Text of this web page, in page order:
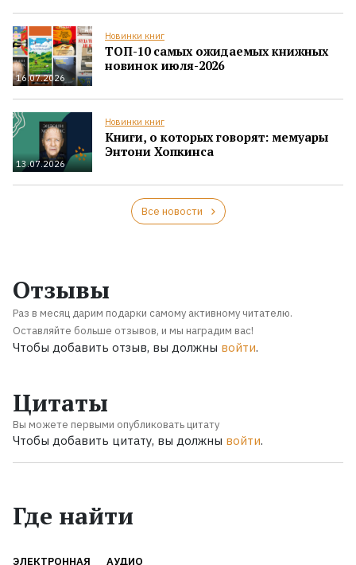
16.07.2026
Новинки книг
ТОП-10 самых ожидаемых книжных
новинок июля-2026
13.07.2026
Новинки книг
Книги, о которых говорят: мемуары
Энтони Хопкинса
Все новости
Отзывы
Раз в месяц дарим подарки самому активному читателю.
Оставляйте больше отзывов, и мы наградим вас!
Чтобы добавить отзыв, вы должны войти.
Цитаты
Вы можете первыми опубликовать цитату
Чтобы добавить цитату, вы должны войти.
Где найти
ЭЛЕКТРОННАЯ АУДИО